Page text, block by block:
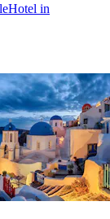
Hotel in